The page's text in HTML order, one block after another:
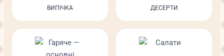
ВИПІЧКА ДЕСЕРТИ